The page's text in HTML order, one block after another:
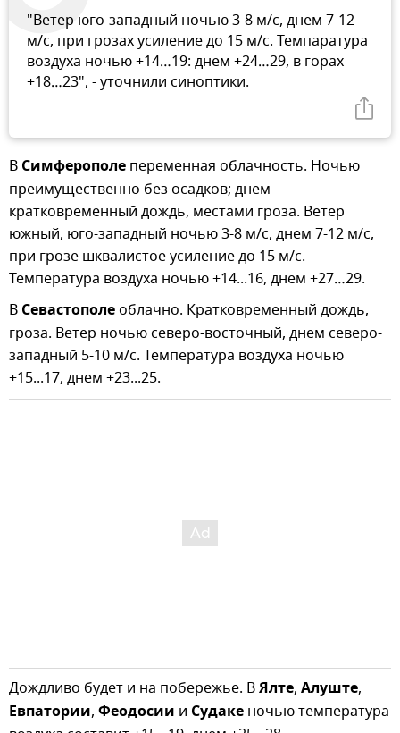
"Ветер юго-западный ночью 3-8 м/с, днем 7-12
м/с, при грозах усиление до 15 м/с. Темпаратура
воздуха ночью +14…19: днем +24…29, в горах
+18…23", - уточнили синоптики.
В Симферополе переменная облачность. Ночью
преимущественно без осадков; днем
кратковременный дождь, местами гроза. Ветер
южный, юго-западный ночью 3-8 м/с, днем 7-12 м/с,
при грозе шквалистое усиление до 15 м/с.
Температура воздуха ночью +14...16, днем +27…29.
В Севастополе облачно. Кратковременный дождь,
гроза. Ветер ночью северо-восточный, днем северо-
западный 5-10 м/с. Температура воздуха ночью
+15...17, днем +23...25.
Дождливо будет и на побережье. ВЯлте, Алуште,
Евпатории, Феодосии и Судаке ночью температура